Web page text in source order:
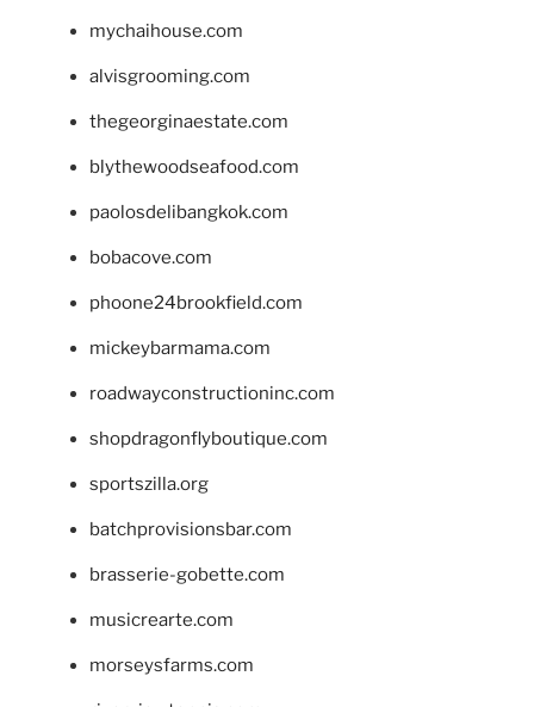
mychaihouse.com
alvisgrooming.com
thegeorginaestate.com
blythewoodseafood.com
paolosdelibangkok.com
bobacove.com
phoone24brookfield.com
mickeybarmama.com
roadwayconstructioninc.com
shopdragonflyboutique.com
sportszilla.org
batchprovisionsbar.com
brasserie-gobette.com
musicrearte.com
morseysfarms.com